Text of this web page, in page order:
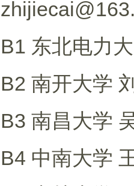
B1 东北电力
B2 南开大学
B3 南昌大学
B4 中南大学